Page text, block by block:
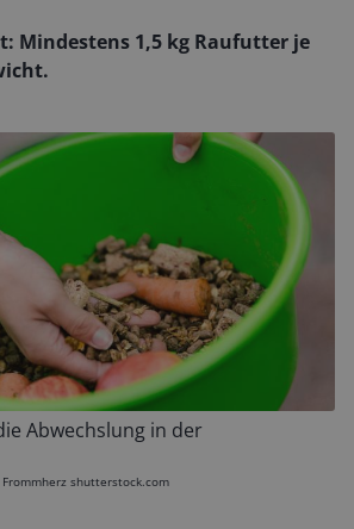
Mindestens 1,5 kg Raufutter je
Abwechslung in der
shutterstock.com